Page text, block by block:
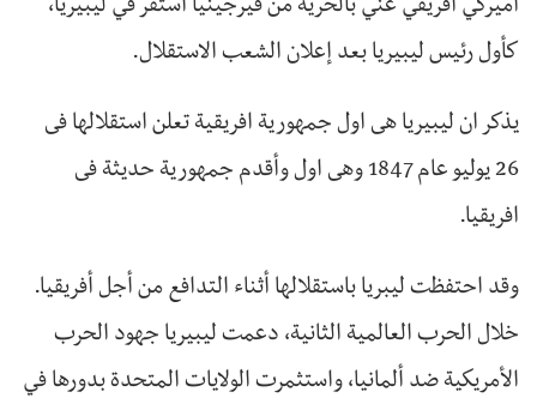
أميركي أفريقي غني بالحرية من فيرجينيا استقر في ليبيريا،
كأول رئيس ليبيريا بعد إعلان الشعب الاستقلال.
يذكر ان ليبيريا هى اول جمهورية افريقية تعلن استقلالها فى
26 يوليو عام 1847 وهى اول وأقدم جمهورية حديثة فى
افريقيا.
وقد احتفظت ليبريا باستقلالها أثناء التدافع من أجل أفريقيا.
خلال الحرب العالمية الثانية، دعمت ليبيريا جهود الحرب
الأمريكية ضد ألمانيا، واستثمرت الولايات المتحدة بدورها في